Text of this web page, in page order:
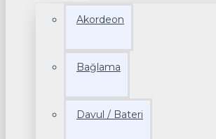
Akordeon
Bağlama
Davul / Bateri